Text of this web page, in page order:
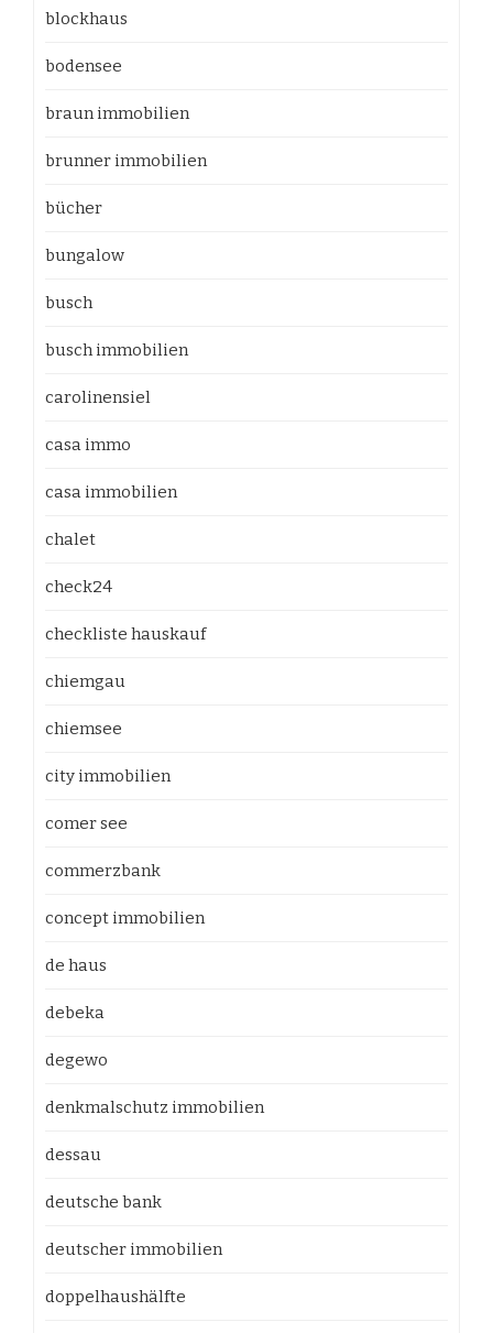
blockhaus
bodensee
braun immobilien
brunner immobilien
bücher
bungalow
busch
busch immobilien
carolinensiel
casa immo
casa immobilien
chalet
check24
checkliste hauskauf
chiemgau
chiemsee
city immobilien
comer see
commerzbank
concept immobilien
de haus
debeka
degewo
denkmalschutz immobilien
dessau
deutsche bank
deutscher immobilien
doppelhaushälfte